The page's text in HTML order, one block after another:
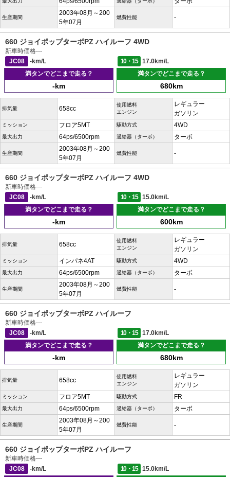
生産期間
2003年08月～200
5年07月
燃費性能 -
660 ジョイポップターボPZ ハイルーフ 4WD
新車時価格---
JC08
-km/L 10・15
17.0km/L
満タンでどこまで走る？
-km
満タンでどこまで走る？
680km
排気量 658cc
使用燃料
エンジン
レギュラー
ガソリン
ミッション フロア5MT 駆動方式 4WD
最大出力 64ps/6500rpm 過給器（ターボ） ターボ
生産期間
2003年08月～200
5年07月
燃費性能 -
660 ジョイポップターボPZ ハイルーフ 4WD
新車時価格---
JC08
-km/L 10・15
15.0km/L
満タンでどこまで走る？
-km
満タンでどこまで走る？
600km
排気量 658cc
使用燃料
エンジン
レギュラー
ガソリン
ミッション インパネ4AT 駆動方式 4WD
最大出力 64ps/6500rpm 過給器（ターボ） ターボ
生産期間
2003年08月～200
5年07月
燃費性能 -
660 ジョイポップターボPZ ハイルーフ
新車時価格---
JC08
-km/L 10・15
17.0km/L
満タンでどこまで走る？
-km
満タンでどこまで走る？
680km
排気量 658cc
使用燃料
エンジン
レギュラー
ガソリン
ミッション フロア5MT 駆動方式 FR
最大出力 64ps/6500rpm 過給器（ターボ） ターボ
生産期間
2003年08月～200
5年07月
燃費性能 -
660 ジョイポップターボPZ ハイルーフ
新車時価格---
JC08
-km/L 10・15
15.0km/L